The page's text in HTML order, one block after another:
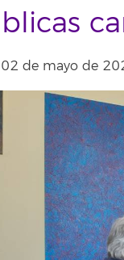
02 de mayo de